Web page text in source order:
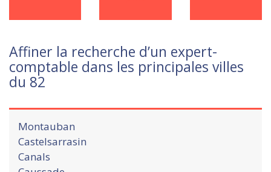
Affiner la recherche d’un expert-
comptable dans les principales villes
du 82
Montauban
Castelsarrasin
Canals